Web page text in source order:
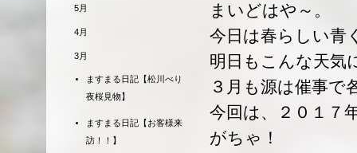
まいどはや～。
今日は春らしい青
明日もこんな天気
３月も源は催事で
今回は、２０１７
がちゃ！
5月
4月
3月
ますまる日記【松川べり
夜桜見物】
ますまる日記【お客様来
訪！！】